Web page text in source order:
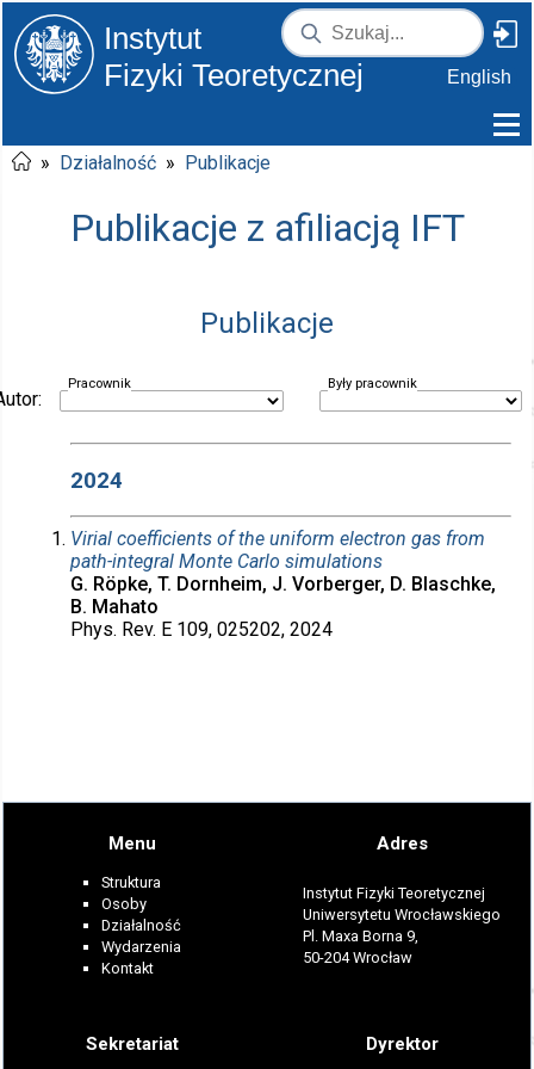
Instytut
Fizyki Teoretycznej
English
» Działalność » Publikacje
Publikacje z afiliacją IFT
Publikacje
Pracownik Były pracownik
2024
Virial coefficients of the uniform electron gas from
path-integral Monte Carlo simulations
G. Röpke, T. Dornheim, J. Vorberger, D. Blaschke,
B. Mahato
Phys. Rev. E 109, 025202, 2024
Menu
Struktura
Osoby
Działalność
Wydarzenia
Kontakt
Adres
Instytut Fizyki Teoretycznej
Uniwersytetu Wrocławskiego
Pl. Maxa Borna 9,
50-204 Wrocław
Sekretariat Dyrektor